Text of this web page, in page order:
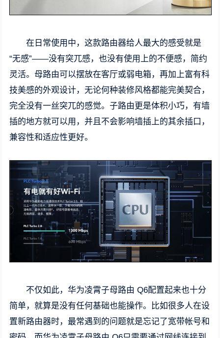
在日常使用中，这款路由器给人最大的感受就是
“无感”——没有突兀感，也没有使用上的不便感，简约
灵活。母路由可以摆放在客厅或弱电箱，再加上富有科
技美感的外观设计，无论何种装修风格都能完美契合，
完全没有一丝突兀的感觉。子路由更是体积小巧，有墙
插的地方就可以用，并且不会影响墙插上的其余插口，
兼容性和适应性更好。
不仅如此，华为凌霄子母路由 Q6配置起来也十分
简单，就算是没有任何基础也能操作。比如很多人在设
置新路由器时，最常遇到的问题就是忘记了宽带帐号和